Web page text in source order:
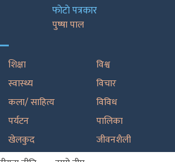
फाेटाे पत्रकार
पुष्षा पाल
शिक्षा
स्वास्थ्य
कला/ साहित्य
पर्यटन
खेलकुद
विश्व
विचार
विविध
पालिका
जीवनशैली